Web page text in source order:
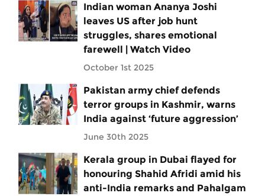
Indian woman Ananya Joshi
leaves US after job hunt
struggles, shares emotional
farewell | Watch Video
October 1st 2025
Pakistan army chief defends
terror groups in Kashmir, warns
India against ‘future aggression’
June 30th 2025
Kerala group in Dubai flayed for
honouring Shahid Afridi amid his
anti-India remarks and Pahalgam